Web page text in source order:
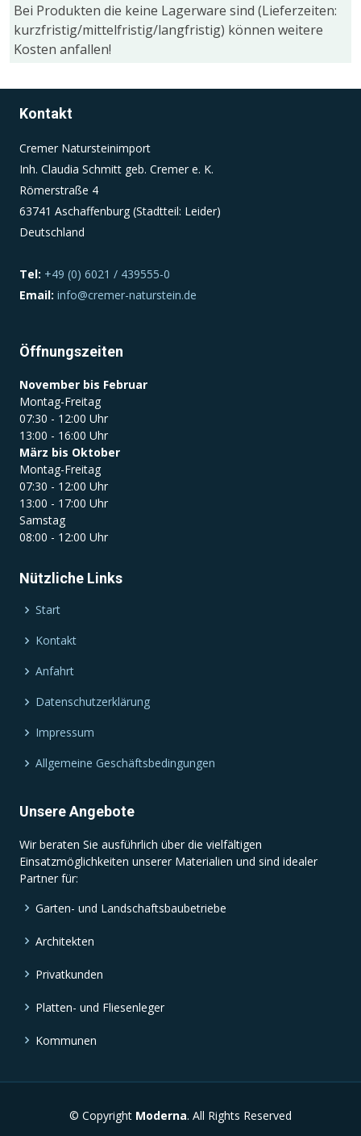
Bei Produkten die keine Lagerware sind (Lieferzeiten:
kurzfristig/mittelfristig/langfristig) können weitere
Kosten anfallen!
Kontakt
Cremer Natursteinimport
Inh. Claudia Schmitt geb. Cremer e. K.
Römerstraße 4
63741 Aschaffenburg (Stadtteil: Leider)
Deutschland
Tel: +49 (0) 6021 / 439555-0
Email: info@cremer-naturstein.de
Öffnungszeiten
November bis Februar
Montag-Freitag
07:30 - 12:00 Uhr
13:00 - 16:00 Uhr
März bis Oktober
Montag-Freitag
07:30 - 12:00 Uhr
13:00 - 17:00 Uhr
Samstag
08:00 - 12:00 Uhr
Nützliche Links
Start
Kontakt
Anfahrt
Datenschutzerklärung
Impressum
Allgemeine Geschäftsbedingungen
Unsere Angebote
Wir beraten Sie ausführlich über die vielfältigen
Einsatzmöglichkeiten unserer Materialien und sind idealer
Partner für:
Garten- und Landschaftsbaubetriebe
Architekten
Privatkunden
Platten- und Fliesenleger
Kommunen
© Copyright Moderna. All Rights Reserved
Cookie Laufzeit:
Dieser Cookie wird beim Schließen des Browsers
gelöscht (Sitzungscookie)
cookie_consent
Zweck:
Dieser Cookie speichert die ausgewählten
Einverständnis-Optionen des Benutzers
Cookie Laufzeit: